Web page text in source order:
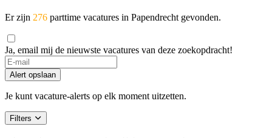
Er zijn 276 parttime vacatures in Papendrecht gevonden.
Ja, email mij de nieuwste vacatures van deze zoekopdracht!
Alert opslaan
Je kunt vacature-alerts op elk moment uitzetten.
Filters